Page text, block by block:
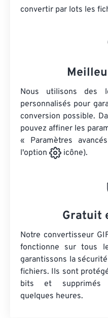
convertir par lots les
Nous utilisons des
personnalisés pour
conversion possible.
pouvez affiner les
« Paramètres
l'option
icône).
Gratuit
Notre convertisseur
fonctionne sur tous
garantissons la
fichiers. Ils sont
bits et supprimés
quelques heures.